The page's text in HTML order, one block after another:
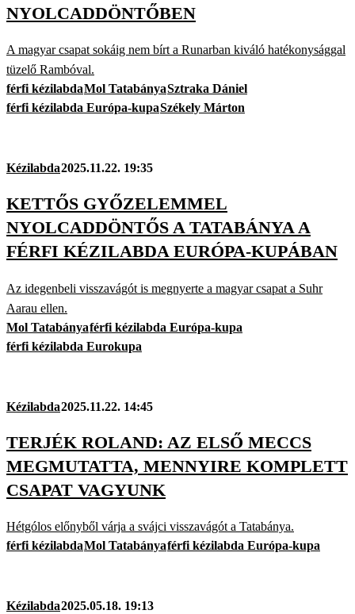
NYOLCADDÖNTŐBEN
A magyar csapat sokáig nem bírt a Runarban kiváló hatékonysággal
tüzelő Rambóval.
férfi kézilabdaMol TatabányaSztraka Dániel
férfi kézilabda Európa-kupaSzékely Márton
Kézilabda2025.11.22. 19:35
KETTŐS GYŐZELEMMEL
NYOLCADDÖNTŐS A TATABÁNYA A
FÉRFI KÉZILABDA EURÓPA-KUPÁBAN
Az idegenbeli visszavágót is megnyerte a magyar csapat a Suhr
Aarau ellen.
Mol Tatabányaférfi kézilabda Európa-kupa
férfi kézilabda Eurokupa
Kézilabda2025.11.22. 14:45
TERJÉK ROLAND: AZ ELSŐ MECCS
MEGMUTATTA, MENNYIRE KOMPLETT
CSAPAT VAGYUNK
Hétgólos előnyből várja a svájci visszavágót a Tatabánya.
férfi kézilabdaMol Tatabányaférfi kézilabda Európa-kupa
Kézilabda2025.05.18. 19:13